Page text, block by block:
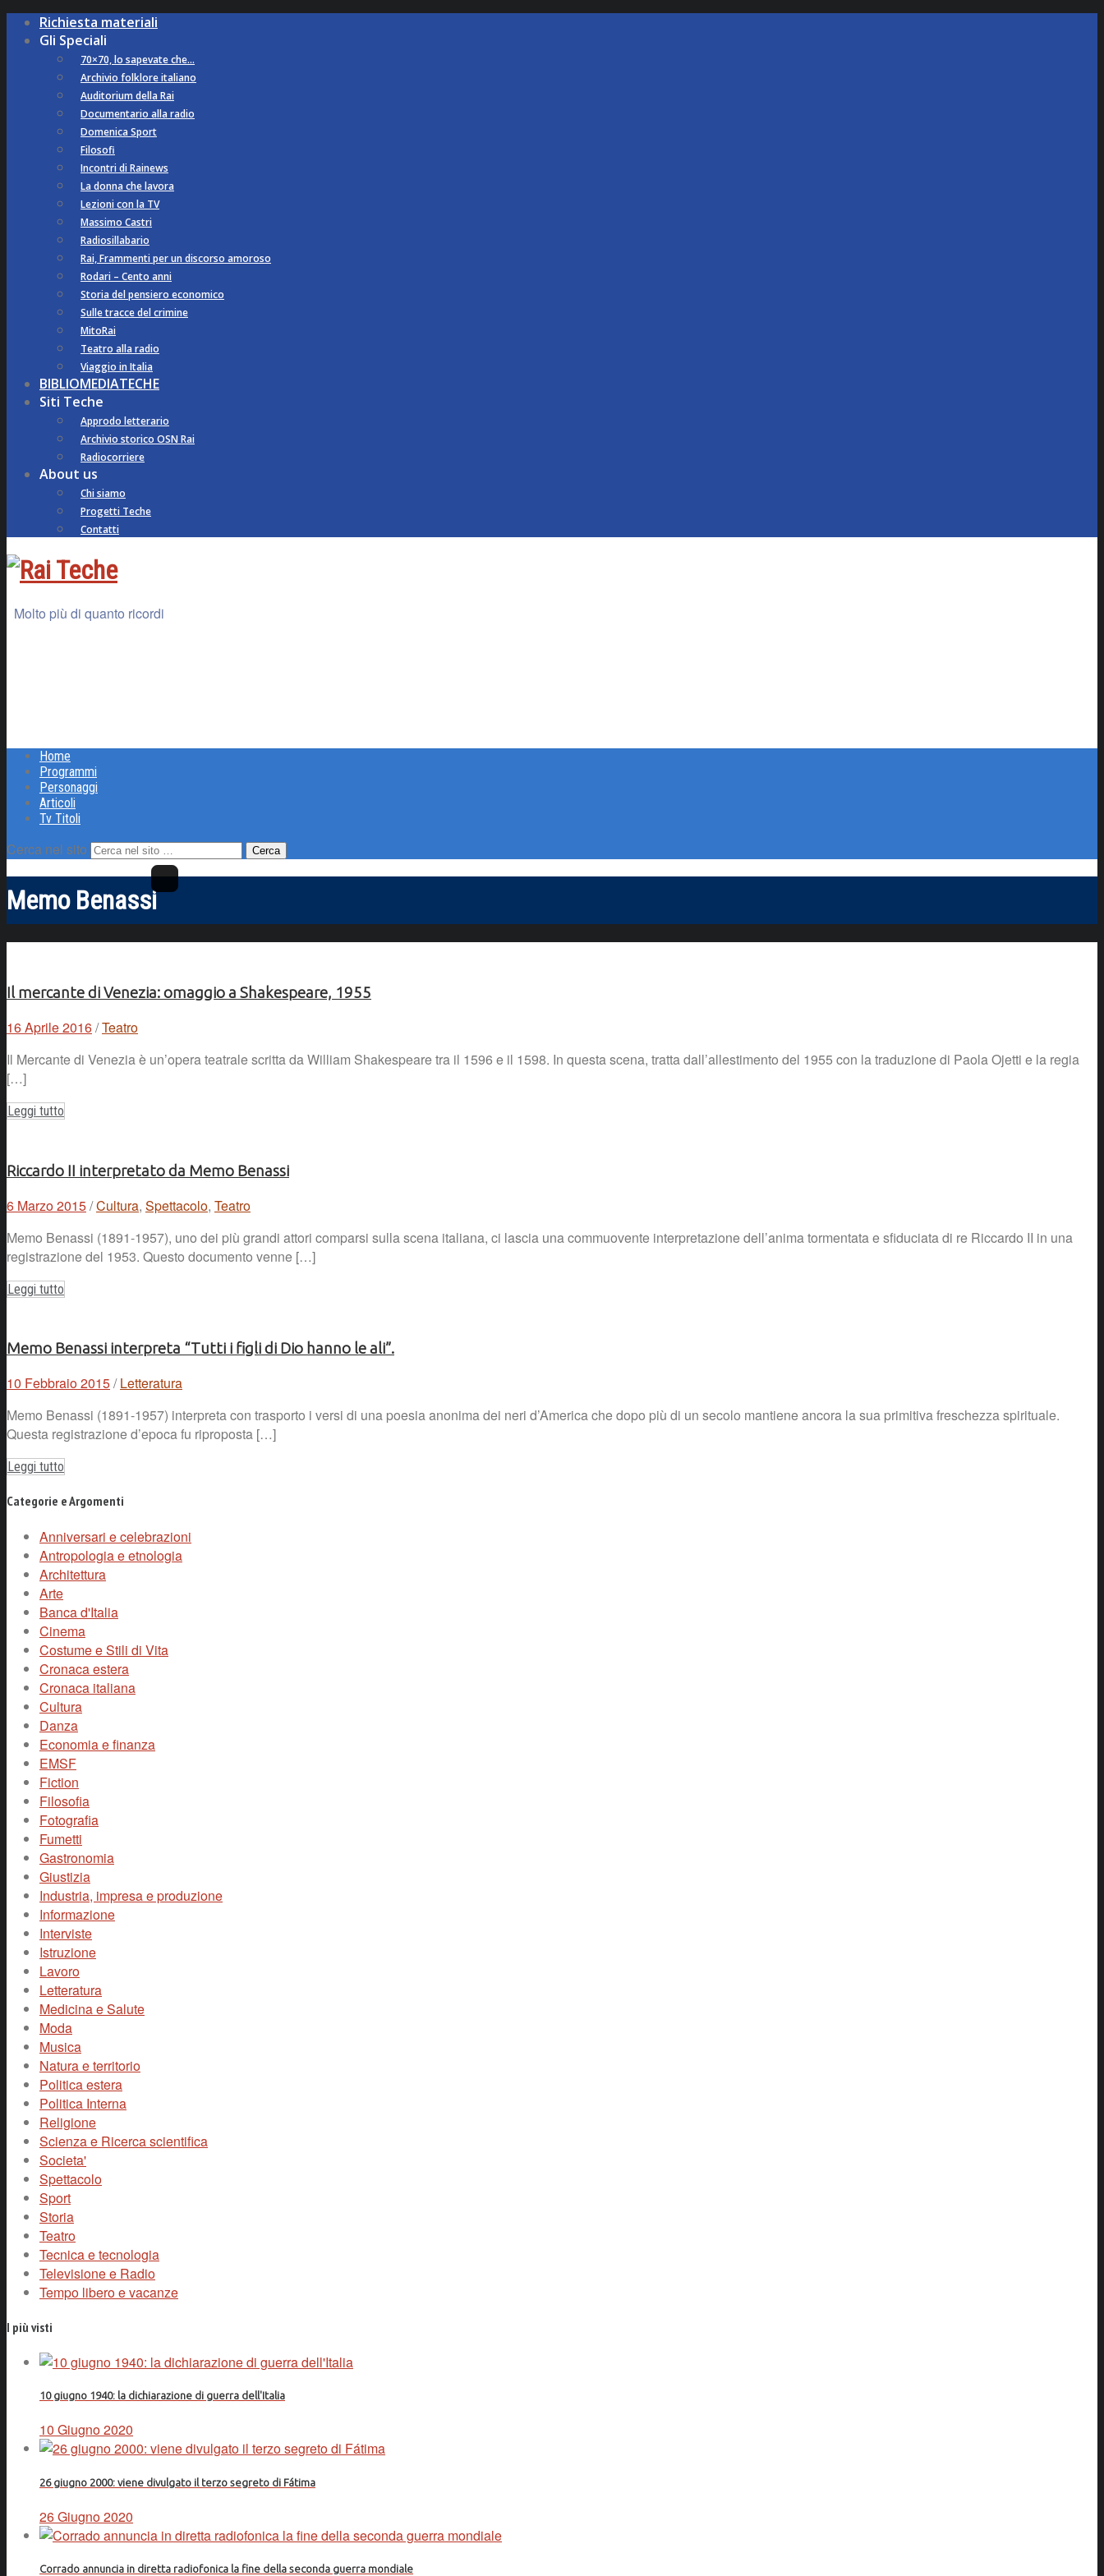
Richiesta materiali
Gli Speciali
70×70, lo sapevate che…
Archivio folklore italiano
Auditorium della Rai
Documentario alla radio
Domenica Sport
Filosofi
Incontri di Rainews
La donna che lavora
Lezioni con la TV
Massimo Castri
Radiosillabario
Rai, Frammenti per un discorso amoroso
Rodari – Cento anni
Storia del pensiero economico
Sulle tracce del crimine
MitoRai
Teatro alla radio
Viaggio in Italia
BIBLIOMEDIATECHE
Siti Teche
Approdo letterario
Archivio storico OSN Rai
Radiocorriere
About us
Chi siamo
Progetti Teche
Contatti
Molto più di quanto ricordi
Home
Programmi
Personaggi
Articoli
Tv Titoli
Cerca nel sito
Memo Benassi
Il mercante di Venezia: omaggio a Shakespeare, 1955
16 Aprile 2016/Teatro
Il Mercante di Venezia è un’opera teatrale scritta da William Shakespeare tra il 1596 e il 1598. In questa scena, tratta dall’allestimento del 1955 con la traduzione di Paola Ojetti e la regia
[…]
Leggi tutto
Riccardo II interpretato da Memo Benassi
6 Marzo 2015/Cultura, Spettacolo, Teatro
Memo Benassi (1891-1957), uno dei più grandi attori comparsi sulla scena italiana, ci lascia una commuovente interpretazione dell’anima tormentata e sfiduciata di re Riccardo II in una
registrazione del 1953. Questo documento venne […]
Leggi tutto
Memo Benassi interpreta “Tutti i figli di Dio hanno le ali”.
10 Febbraio 2015/ Letteratura
Memo Benassi (1891-1957) interpreta con trasporto i versi di una poesia anonima dei neri d’America che dopo più di un secolo mantiene ancora la sua primitiva freschezza spirituale.
Questa registrazione d’epoca fu riproposta […]
Leggi tutto
Categorie e Argomenti
Anniversari e celebrazioni
Antropologia e etnologia
Architettura
Arte
Banca d'Italia
Cinema
Costume e Stili di Vita
Cronaca estera
Cronaca italiana
Cultura
Danza
Economia e finanza
EMSF
Fiction
Filosofia
Fotografia
Fumetti
Gastronomia
Giustizia
Industria, impresa e produzione
Informazione
Interviste
Istruzione
Lavoro
Letteratura
Medicina e Salute
Moda
Musica
Natura e territorio
Politica estera
Politica Interna
Religione
Scienza e Ricerca scientifica
Societa'
Spettacolo
Sport
Storia
Teatro
Tecnica e tecnologia
Televisione e Radio
Tempo libero e vacanze
I più visti
10 giugno 1940: la dichiarazione di guerra dell'Italia
10 Giugno 2020
26 giugno 2000: viene divulgato il terzo segreto di Fátima
26 Giugno 2020
Corrado annuncia in diretta radiofonica la fine della seconda guerra mondiale